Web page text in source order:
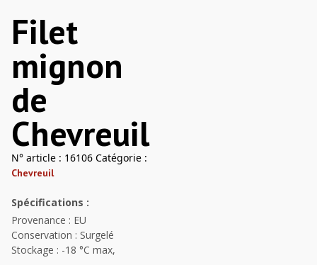
Filet
mignon
de
Chevreuil
N° article : 16106 Catégorie :
Chevreuil
Spécifications :
Provenance : EU
Conservation : Surgelé
Stockage : -18 °C max,